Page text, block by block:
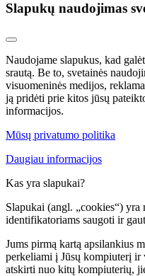
Slapukų naudojimas
Naudojame slapukus, kad
srautą. Be to, svetainės
visuomeninės medijos,
ją pridėti prie kitos jūsų
informacijos.
Mūsų privatumo politika
Daugiau informacijos
Kas yra slapukai?
Slapukai (angl. „cookies“) yra
identifikatoriams saugoti ir
Jums pirmą kartą apsilankius
perkeliami į Jūsų kompiuterį
atskirti nuo kitų kompiuterių,